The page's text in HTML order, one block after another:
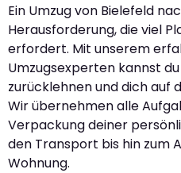
Ein Umzug von Bielefeld
Herausforderung, die viel
erfordert. Mit unserem
Umzugsexperten kannst
zurücklehnen und dich auf
Wir übernehmen alle
Verpackung deiner
den Transport bis hin zum
Wohnung.